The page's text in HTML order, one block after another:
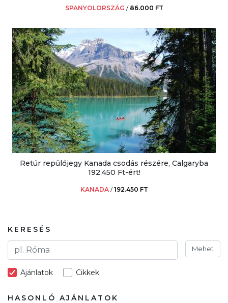
SPANYOLORSZÁG / 86.000 FT
Retúr repülőjegy Kanada csodás részére, Calgaryba
192.450 Ft-ért!
KANADA /192.450 FT
KERESÉS
Mehet
Ajánlatok Cikkek
HASONLÓ AJÁNLATOK